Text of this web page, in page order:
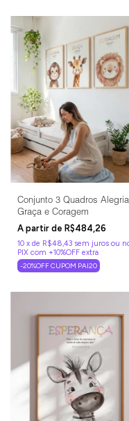
Conjunto 3 Quadros Alegria,
Graça e Coragem
R$484,26
10 x de R$48,43 sem juros
-20%OFF CUPOM PAI20